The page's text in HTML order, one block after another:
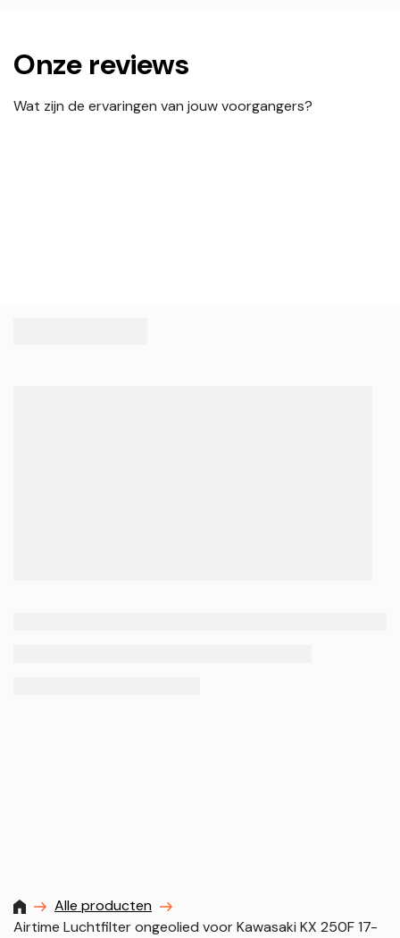
Onze reviews
Wat zijn de ervaringen van jouw voorgangers?
MXProstoreparts
Alle producten
Airtime Luchtfilter ongeolied voor Kawasaki KX 250F 17-